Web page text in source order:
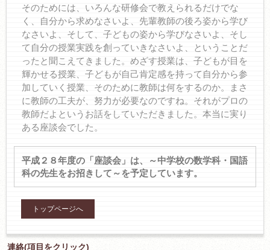
そのためには、いろんな研修会で教えられるだけでな
く、自分から求めなさいよ、先輩教師の後ろ姿から学び
なさいよ、そして、子どもの姿から学びなさいよ、そし
て自分の授業実践を創っていきなさいよ、ということだ
ったと聞こえてきました。めざす授業は、子どもが目を
輝かせる授業、子どもが自己肯定感を持って自分から参
加していく授業、そのために教師は何をするのか。まさ
に教師の工夫が、努力が必要なのですね。それがプロの
教師だよというお話をしていただきました。本当に実り
ある座談会でした。
平成２８年度の「座談会」は、～中学校の数学科・国語
科の先生をお招きして～を予定しています。
トップページへ
連絡(項目をクリック)